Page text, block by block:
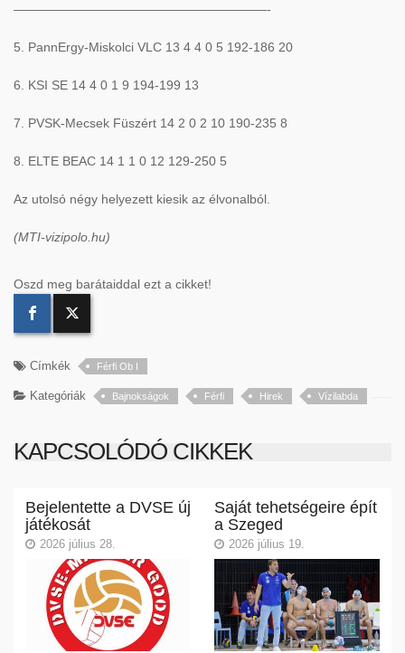
————————————————————-
5. PannErgy-Miskolci VLC 13 4 4 0 5 192-186 20
6. KSI SE 14 4 0 1 9 194-199 13
7. PVSK-Mecsek Füszért 14 2 0 2 10 190-235 8
8. ELTE BEAC 14 1 1 0 12 129-250 5
Az utolsó négy helyezett kiesik az élvonalból.
(MTI-vizipolo.hu)
Oszd meg barátaiddal ezt a cikket!
Címkék Férfi Ob I
Kategóriák Bajnokságok Férfi Hirek Vízilabda
KAPCSOLÓDÓ CIKKEK
Bejelentette a DVSE új
játékosát
2026 július 28.
Saját tehetségeire épít
a Szeged
2026 július 19.